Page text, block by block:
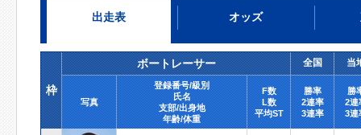
出走表 オッズ
枠
ボートレーサー 全国 当
写真
登録番号/級別
氏名
支部/出身地
年齢/体重
F数
L数
平均ST
勝率
2連率
3連率
勝
2連
3連